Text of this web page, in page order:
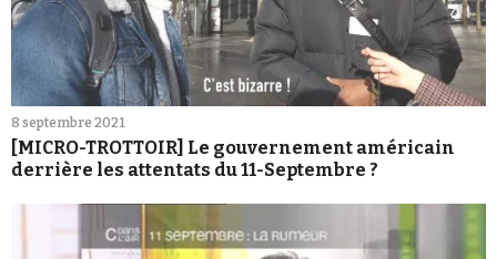
8 septembre 2021
[MICRO-TROTTOIR] Le gouvernement américain
derrière les attentats du 11-Septembre ?